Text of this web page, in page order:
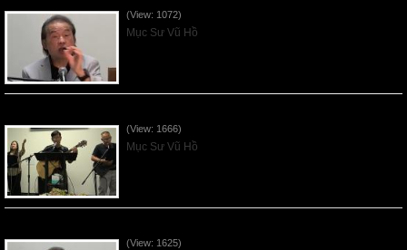
(View: 1072)
Mục Sư Vũ Hồ
(View: 1666)
Mục Sư Vũ Hồ
(View: 1625)